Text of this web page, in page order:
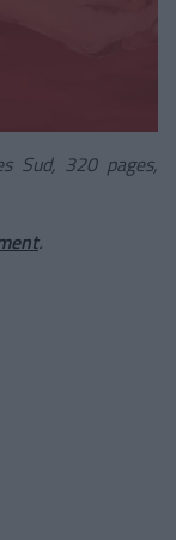
Sud, 320 pages,
.